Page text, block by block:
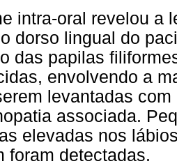
intra-oral revelou a
dorso lingual do
das papilas
envolvendo a
levantadas
associada.
elevadas nos
foram detectadas.